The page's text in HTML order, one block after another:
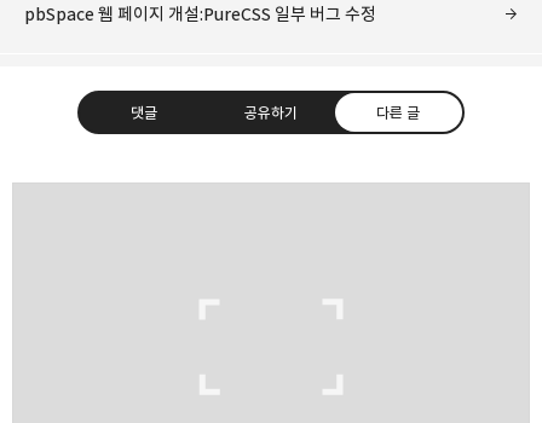
pbSpace 웹 페이지 개설:PureCSS 일부 버그 수정
댓글 공유하기 다른 글
카카오톡